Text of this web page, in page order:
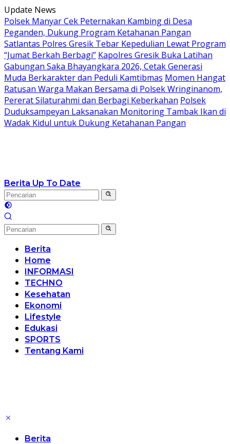
Langsung
ke
konten
Update News
Polsek Manyar Cek Peternakan Kambing di Desa
Peganden, Dukung Program Ketahanan Pangan
Satlantas Polres Gresik Tebar Kepedulian Lewat Program
“Jumat Berkah Berbagi” Kapolres Gresik Buka Latihan
Gabungan Saka Bhayangkara 2026, Cetak Generasi
Muda Berkarakter dan Peduli Kamtibmas Momen Hangat
Ratusan Warga Makan Bersama di Polsek Wringinanom,
Pererat Silaturahmi dan Berbagi Keberkahan Polsek
Duduksampeyan Laksanakan Monitoring Tambak Ikan di
Wadak Kidul untuk Dukung Ketahanan Pangan
Berita Up To Date
Berita
Home
INFORMASI
TECHNO
Kesehatan
Ekonomi
Lifestyle
Edukasi
SPORTS
Tentang Kami
Berita